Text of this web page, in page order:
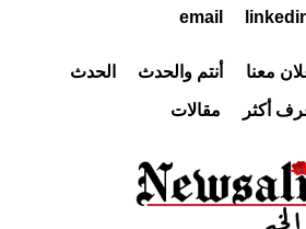
معنا أنتم والحدث
الحدث
أكثر
مقالات
email